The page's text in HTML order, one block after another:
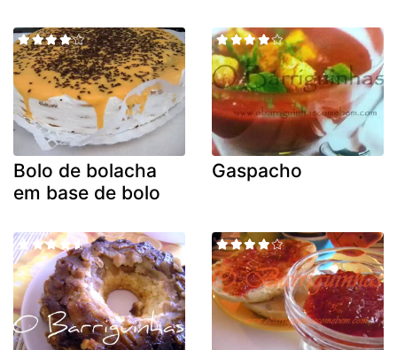
Bolo de bolacha
em base de bolo
Gaspacho